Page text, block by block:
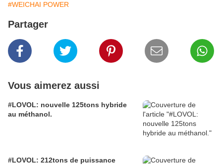
#WEICHAI POWER
Partager
Vous aimerez aussi
#LOVOL: nouvelle 125tons hybride
au méthanol.
#LOVOL: 212tons de puissance